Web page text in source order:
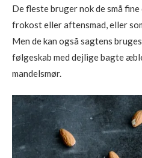
De fleste bruger nok de små
frokost eller aftensmad, eller
Men de kan også sagtens
følgeskab med dejlige bagte
mandelsmør.